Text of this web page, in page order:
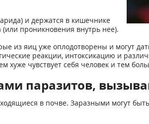
и держатся в кишечнике
проникновения внутрь нее).
из яиц уже оплодотворены и могут
реакции, интоксикацию и
хуже чувствует себя человек и тем
паразитов,
в почве. Заразными могут